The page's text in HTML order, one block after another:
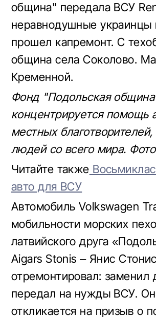
община" передала ВСУ
неравнодушные украинцы
прошел капремонт. С
община села Соколово.
Кременной.
Фонд "Подольская
концентрируется помощь
местных
людей со всего мира.
Читайте также
авто для ВСУ
Автомобиль Volkswagen
мобильности морских
латвийского друга
Aigars Stonis – Янис
отремонтировал: заменил
передал на нужды ВСУ.
откликается на призыв о